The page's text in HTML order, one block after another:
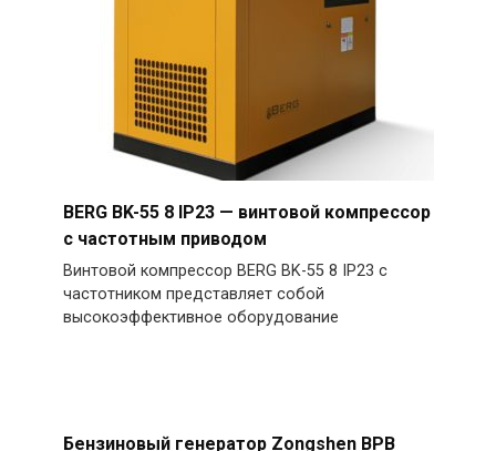
BERG BK-55 8 IP23 — винтовой компрессор
с частотным приводом
Винтовой компрессор BERG BK-55 8 IP23 с
частотником представляет собой
высокоэффективное оборудование
Бензиновый генератор Zongshen BPB